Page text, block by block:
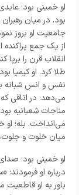
او خمینی بود؛
بود. در میان
جامعیت او بروز
از یک جمع پراکنده
انقلاب قرن را
طلا کرد. او کیمیا
نفس و انس شبانه
می‌دهد: در اتاقی
مناجات شعبانیه
می‌انداخت. بله؛
میان خلوت و
او خمینی بود؛
درباره او
باور به او قاطعیت